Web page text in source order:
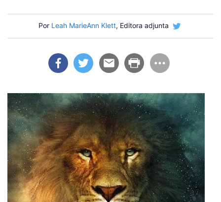
Por Leah MarieAnn Klett, Editora adjunta